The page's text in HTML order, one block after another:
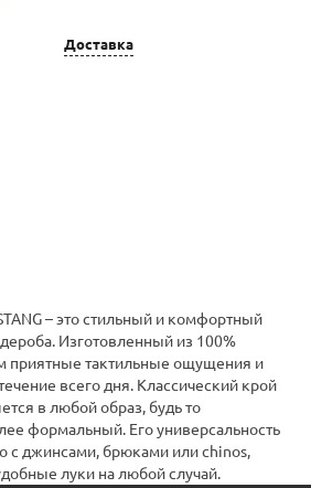
Доставка
– это стильный и комфортный
Изготовленный из 100%
приятные тактильные ощущения и
всего дня. Классический крой
в любой образ, будь то
формальный. Его универсальность
с джинсами, брюками или chinos,
луки на любой случай.